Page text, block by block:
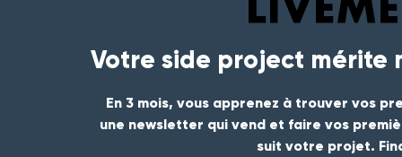
Votre side project mérite
En 3 mois, vous apprenez à trouver vos
une newsletter qui vend et faire vos
suit votre projet.